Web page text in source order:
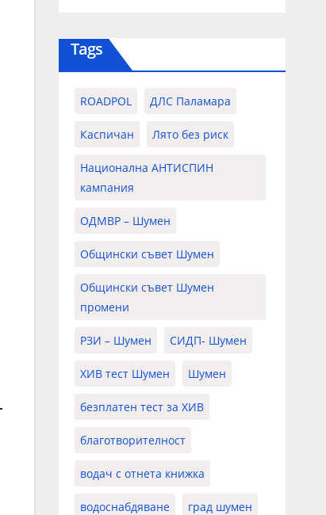
Tags
ROADPOL ДЛС Паламара
Каспичан Лято без риск
Национална АНТИСПИН
кампания
ОДМВР – Шумен
Общински съвет Шумен
Общински съвет Шумен
промени
РЗИ – Шумен СИДП- Шумен
ХИВ тест Шумен Шумен
безплатен тест за ХИВ
благотворителност
водач с отнета книжка
водоснабдяване град шумен